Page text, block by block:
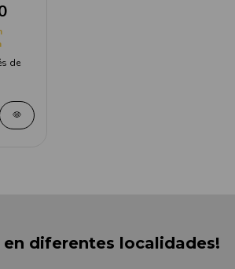
de
en diferentes localidades!